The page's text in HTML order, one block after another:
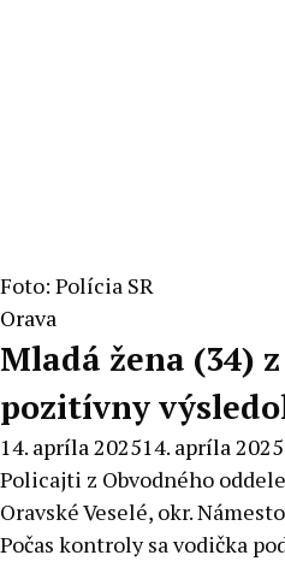
Foto: Polícia SR
Orava
Mladá žena (34)
pozitívny
14. apríla 202514. apríla 2025
Policajti z Obvodného
Oravské Veselé, okr.
Počas kontroly sa vodička